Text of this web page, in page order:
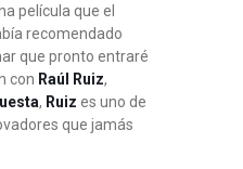
película que el
recomendado
que pronto entraré
con Raúl Ruiz,
, Ruiz es uno de
que jamás